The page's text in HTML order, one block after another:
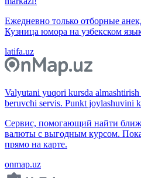
Ежедневно только отборные
Кузница юмора на узбекском
latifa.uz
Valyutani yuqori kursda
beruvchi servis. Punkt joylashuvini
Сервис, помогающий найти
валюты с выгодным курсом.
прямо на карте.
onmap.uz